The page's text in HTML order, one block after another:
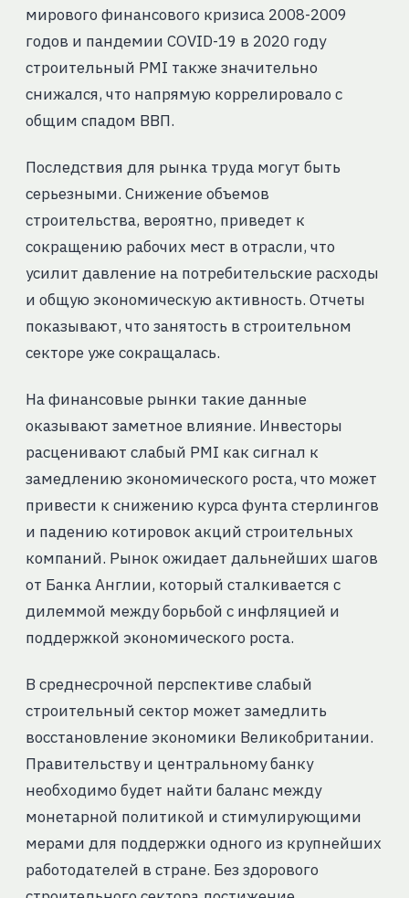
мирового финансового кризиса 2008-2009
годов и пандемии COVID-19 в 2020 году
строительный PMI также значительно
снижался, что напрямую коррелировало с
общим спадом ВВП.
Последствия для рынка труда могут быть
серьезными. Снижение объемов
строительства, вероятно, приведет к
сокращению рабочих мест в отрасли, что
усилит давление на потребительские расходы
и общую экономическую активность. Отчеты
показывают, что занятость в строительном
секторе уже сокращалась.
На финансовые рынки такие данные
оказывают заметное влияние. Инвесторы
расценивают слабый PMI как сигнал к
замедлению экономического роста, что может
привести к снижению курса фунта стерлингов
и падению котировок акций строительных
компаний. Рынок ожидает дальнейших шагов
от Банка Англии, который сталкивается с
дилеммой между борьбой с инфляцией и
поддержкой экономического роста.
В среднесрочной перспективе слабый
строительный сектор может замедлить
восстановление экономики Великобритании.
Правительству и центральному банку
необходимо будет найти баланс между
монетарной политикой и стимулирующими
мерами для поддержки одного из крупнейших
работодателей в стране. Без здорового